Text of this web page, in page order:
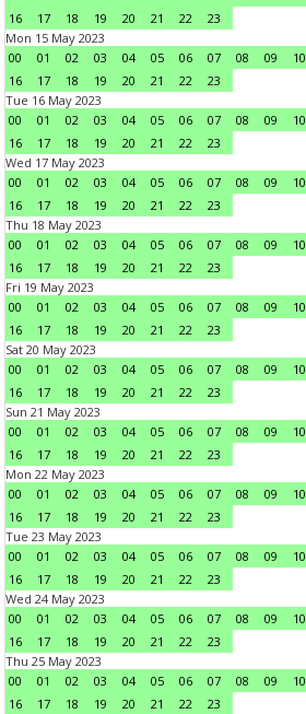
16
17 18 19 20 21 22
23
Mon 15 May 2023
00
01 02 03 04 05 06 07 08 09 10
16
17 18 19 20 21 22
23
Tue 16 May 2023
00
01 02 03 04 05 06 07 08 09 10
16
17 18 19 20 21 22
23
Wed 17 May 2023
00
01 02 03 04 05 06 07 08 09 10
16
17 18 19 20 21 22
23
Thu 18 May 2023
00
01 02 03 04 05 06 07 08 09 10
16
17 18 19 20 21 22
23
Fri 19 May 2023
00
01 02 03 04 05 06 07 08 09 10
16
17 18 19 20 21 22
23
Sat 20 May 2023
00
01 02 03 04 05 06 07 08 09 10
16
17 18 19 20 21 22
23
Sun 21 May 2023
00
01 02 03 04 05 06 07 08 09 10
16
17 18 19 20 21 22
23
Mon 22 May 2023
00
01 02 03 04 05 06 07 08 09 10
16
17 18 19 20 21 22
23
Tue 23 May 2023
00
01 02 03 04 05 06 07 08 09 10
16
17 18 19 20 21 22
23
Wed 24 May 2023
00
01 02 03 04 05 06 07 08 09 10
16
17 18 19 20 21 22
23
Thu 25 May 2023
00
01 02 03 04 05 06 07 08 09 10
16
17 18 19 20 21 22
23